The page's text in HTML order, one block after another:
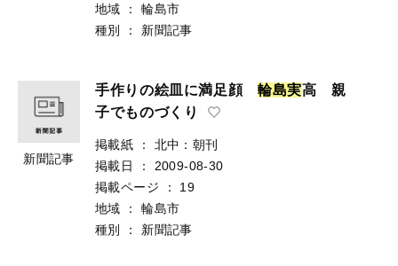
地域
：
輪島市
種別
： 新聞記事
新聞記事
手作りの絵皿に満足顔輪島実高 親
子でものづくり
掲載紙 ：
北中：朝刊
掲載日
：
2009-08-30
掲載ページ
：
19
地域
：
輪島市
種別
： 新聞記事